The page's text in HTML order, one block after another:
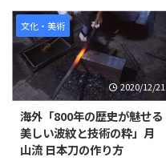
工工芸品のひとつで、秋田県北
部、仙北市で18世紀後半に下級
武士の副業として始まった。 樺
細工は山桜の樹皮を利用し、木地
の表面に張ったり、積層状に貼重
ねた樹皮を彫刻したものを使う独
特の技法を用いる。 山桜の樹皮
特有の渋みは実用的で使いやす
い。 そんな「樺細工」の様子を
見てみましょう。 引用元：
文化・美術
2020/12/21
海外「800年の歴史が魅せる
美しい波紋と技術の粋」月
山流 日本刀の作り方